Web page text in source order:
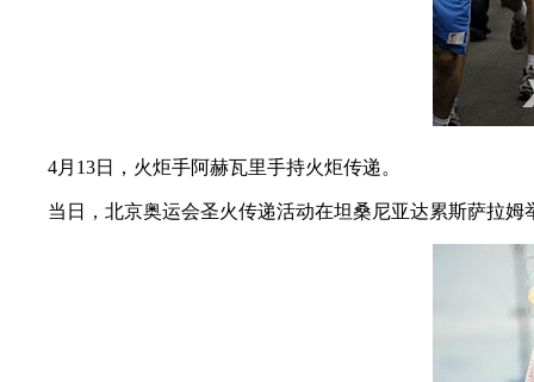
4月13日，火炬手阿赫瓦里手持火炬传递。
当日，北京奥运会圣火传递活动在坦桑尼亚达累斯萨拉姆